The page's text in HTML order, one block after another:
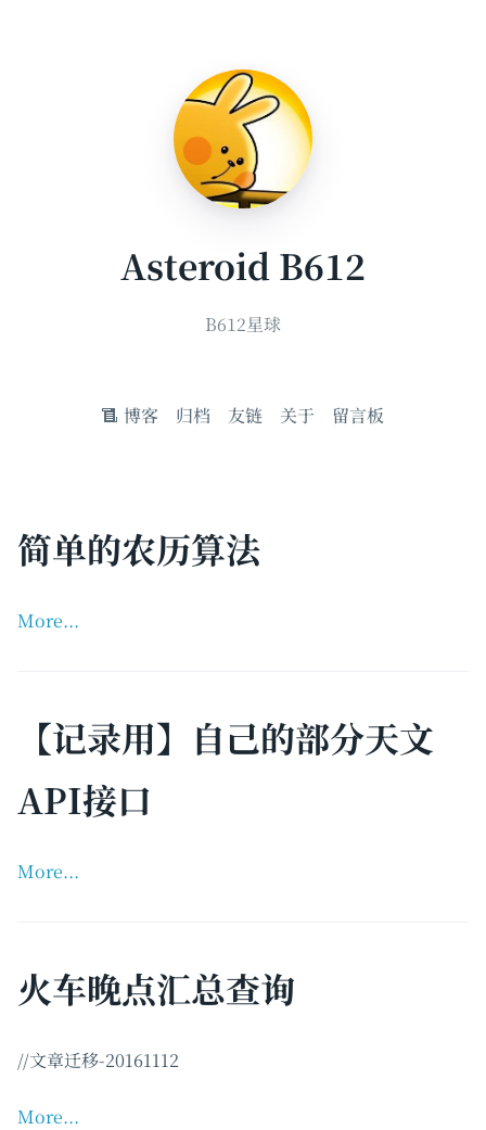
Asteroid B612
B612星球
博客 归档 友链 关于 留言板
简单的农历算法
More...
【记录用】自己的部分天文
API接口
More...
火车晚点汇总查询
//文章迁移-20161112
More...